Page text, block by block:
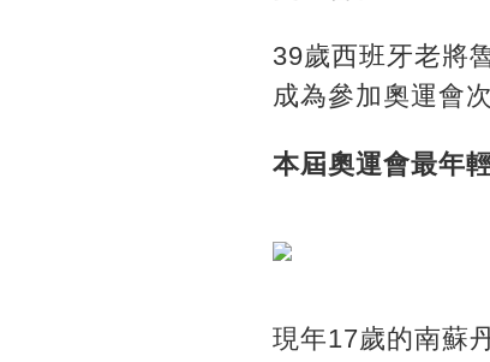
39歲西班牙老將
成為參加奧運會
本屆奧運會最年
現年17歲的南蘇